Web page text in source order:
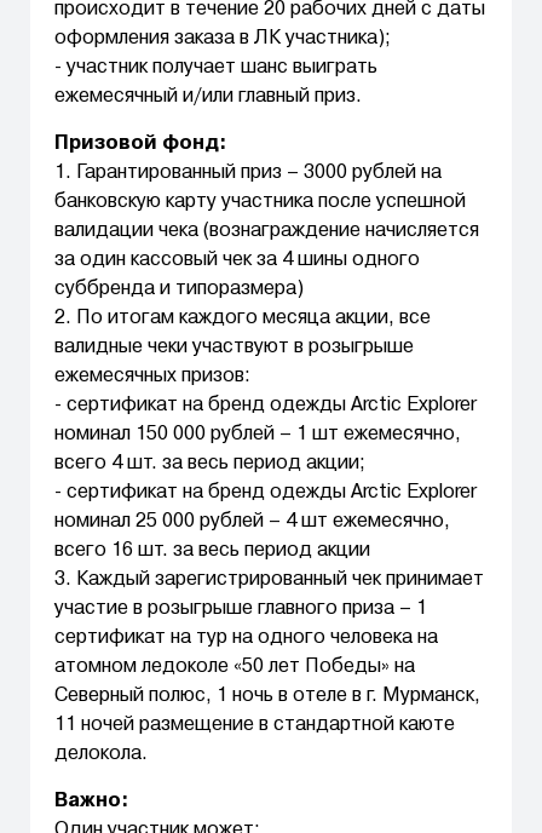
происходит в течение 20 рабочих дней с даты
оформления заказа в ЛК участника);
- участник получает шанс выиграть
ежемесячный и/или главный приз.
Призовой фонд:
1. Гарантированный приз – 3000 рублей на
банковскую карту участника после успешной
валидации чека (вознаграждение начисляется
за один кассовый чек за 4 шины одного
суббренда и типоразмера)
2. По итогам каждого месяца акции, все
валидные чеки участвуют в розыгрыше
ежемесячных призов:
- сертификат на бренд одежды Arctic Explorer
номинал 150 000 рублей – 1 шт ежемесячно,
всего 4 шт. за весь период акции;
- сертификат на бренд одежды Arctic Explorer
номинал 25 000 рублей – 4 шт ежемесячно,
всего 16 шт. за весь период акции
3. Каждый зарегистрированный чек принимает
участие в розыгрыше главного приза – 1
сертификат на тур на одного человека на
атомном ледоколе «50 лет Победы» на
Северный полюс, 1 ночь в отеле в г. Мурманск,
11 ночей размещение в стандартной каюте
делокола.
Важно: